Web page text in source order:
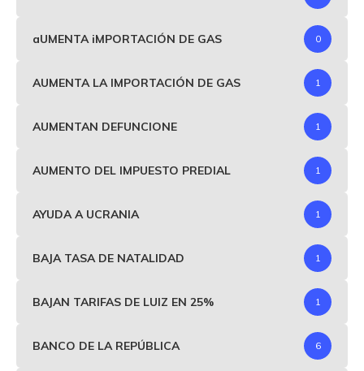
aUMENTA iMPORTACIÓN DE GAS 0
AUMENTA LA IMPORTACIÓN DE GAS 1
AUMENTAN DEFUNCIONE 1
AUMENTO DEL IMPUESTO PREDIAL 1
AYUDA A UCRANIA 1
BAJA TASA DE NATALIDAD 1
BAJAN TARIFAS DE LUIZ EN 25% 1
BANCO DE LA REPÚBLICA 6